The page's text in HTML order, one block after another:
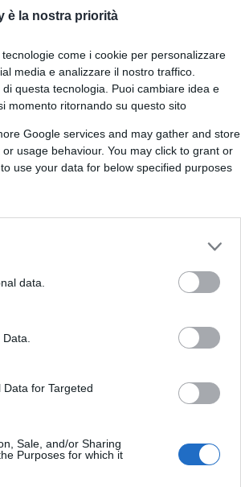
è la nostra priorità
come i cookie per personalizzare
media e analizzare il nostro traffico.
questa tecnologia. Puoi cambiare idea e
momento ritornando su questo sito
Google services and may gather and store
usage behaviour. You may click to grant or
use your data for below specified purposes
data.
for Targeted
Sale, and/or Sharing
Purposes for which it
54
chi ha
il posto non